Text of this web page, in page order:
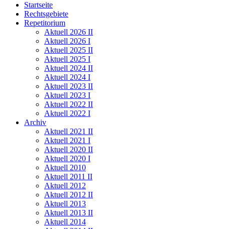
Startseite
Rechtsgebiete
Repetitorium
Aktuell 2026 II
Aktuell 2026 I
Aktuell 2025 II
Aktuell 2025 I
Aktuell 2024 II
Aktuell 2024 I
Aktuell 2023 II
Aktuell 2023 I
Aktuell 2022 II
Aktuell 2022 I
Archiv
Aktuell 2021 II
Aktuell 2021 I
Aktuell 2020 II
Aktuell 2020 I
Aktuell 2010
Aktuell 2011 II
Aktuell 2012
Aktuell 2012 II
Aktuell 2013
Aktuell 2013 II
Aktuell 2014